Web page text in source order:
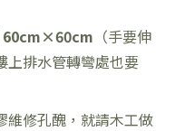
60cm×60cm （手要伸
上排水管轉彎處也要
維修孔醜，就請木工做